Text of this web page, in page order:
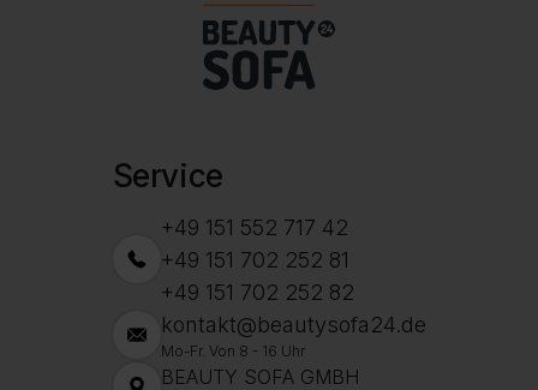
Service
+49 151 552 717 42
+49 151 702 252 81
+49 151 702 252 82
kontakt@beautysofa24.de
Mo-Fr. Von 8 - 16 Uhr
BEAUTY SOFA GMBH